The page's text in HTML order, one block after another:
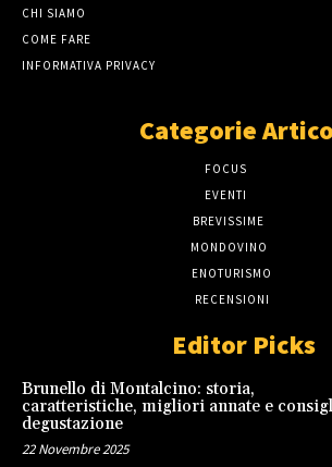
CHI SIAMO
COME FARE
INFORMATIVA PRIVACY
Categorie
FOCUS
EVENTI
BREVISSIME
MONDOVINO
ENOTURISMO
RECENSIONI
Editor Picks
Brunello di Montalcino: storia,
caratteristiche, migliori annate e
degustazione
22 Novembre 2025